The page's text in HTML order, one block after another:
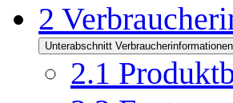
2
Unterabschnitt
2.1